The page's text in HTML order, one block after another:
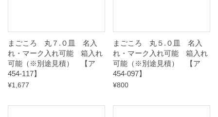
【
ア
4
5
-
まごころ 丸７.０皿 名入
れ・マーク入れ可能 箱入れ
可能（※別途見積） 【ア
454-117】
¥1,677
まごころ 丸５.０皿 名入
れ・マーク入れ可能 箱入れ
可能（※別途見積） 【ア
454-097】
¥800